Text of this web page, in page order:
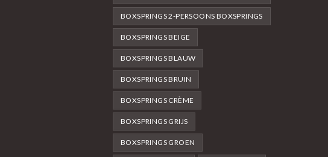
BOXSPRINGS 2-PERSOONS BOXSPRINGS
BOXSPRINGS BEIGE
BOXSPRINGS BLAUW
BOXSPRINGS BRUIN
BOXSPRINGS CRÈME
BOXSPRINGS GRIJS
BOXSPRINGS GROEN